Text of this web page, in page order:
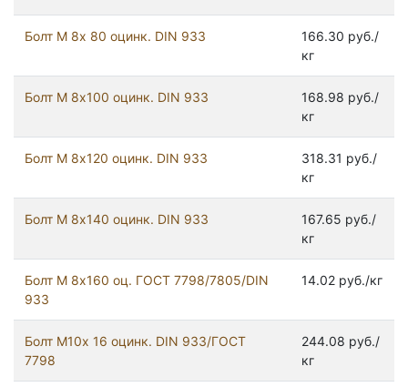
Болт М 8х 80 оцинк. DIN 933
166.30 руб./
кг
Болт М 8х100 оцинк. DIN 933
168.98 руб./
кг
Болт М 8х120 оцинк. DIN 933
318.31 руб./
кг
Болт М 8х140 оцинк. DIN 933
167.65 руб./
кг
Болт М 8х160 оц. ГОСТ 7798/7805/DIN
933
14.02 руб./кг
Болт М10х 16 оцинк. DIN 933/ГОСТ
7798
244.08 руб./
кг